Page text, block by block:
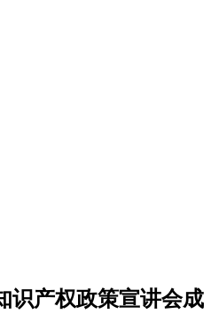
识产权政策宣讲会成